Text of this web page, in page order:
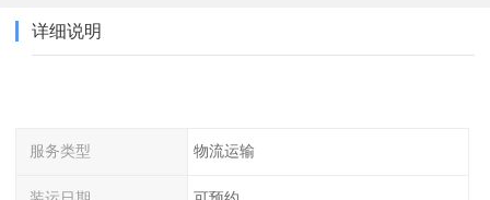
详细说明
服务类型 物流运输